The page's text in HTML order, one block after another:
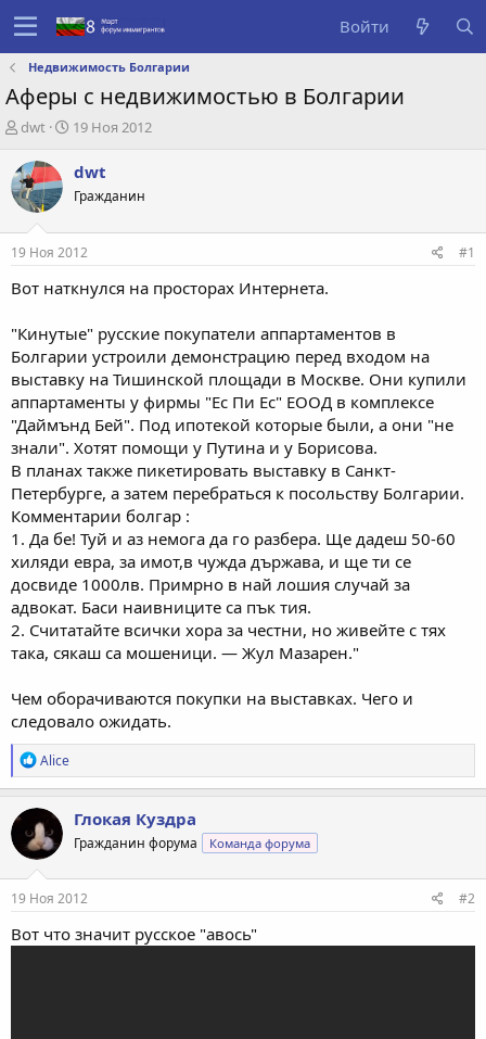
Войти
Недвижимость Болгарии
Аферы с недвижимостью в Болгарии
А
т
о
р
е
м
ы
dwt
Д
т
а
с
з
д
а
я
19 Ноя 2012
dwt
Гражданин
19 Ноя 2012 #1
Вот наткнулся на просторах Интернета.
"Кинутые" русские покупатели аппартаментов в
Болгарии устроили демонстрацию перед входом на
выставку на Тишинской площади в Москве. Они купили
аппартаменты у фирмы "Ес Пи Ес" ЕООД в комплексе
"Даймънд Бей". Под ипотекой которые были, а они "не
знали". Хотят помощи у Путина и у Борисова.
В планах также пикетировать выставку в Санкт-
Петербурге, а затем перебраться к посольству Болгарии.
Комментарии болгар :
1. Да бе! Туй и аз немога да го разбера. Ще дадеш 50-60
хиляди евра, за имот,в чужда държава, и ще ти се
досвиде 1000лв. Примрно в най лошия случай за
адвокат. Баси наивниците са пък тия.
2. Считатайте всички хора за честни, но живейте с тях
така, сякаш са мошеници. — Жул Мазарен."
Чем оборачиваются покупки на выставках. Чего и
следовало ожидать.
Р
е
а
к
ц
и
и
:
Alice
Глокая Куздра
Гражданин форума Команда форума
19 Ноя 2012 #2
Вот что значит русское "авось"